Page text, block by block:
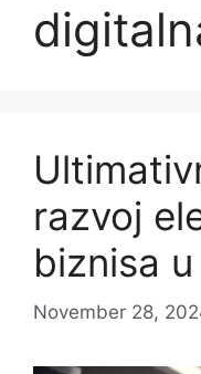
razvoj
biznisa
November 28,